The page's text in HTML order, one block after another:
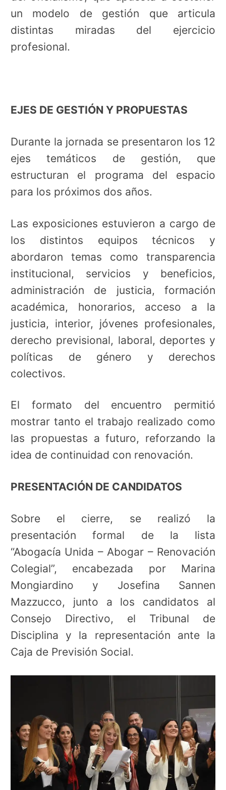
un modelo de gestión que articula
distintas miradas del ejercicio
profesional.
EJES DE GESTIÓN Y PROPUESTAS
Durante la jornada se presentaron los 12
ejes temáticos de gestión, que
estructuran el programa del espacio
para los próximos dos años.
Las exposiciones estuvieron a cargo de
los distintos equipos técnicos y
abordaron temas como transparencia
institucional, servicios y beneficios,
administración de justicia, formación
académica, honorarios, acceso a la
justicia, interior, jóvenes profesionales,
derecho previsional, laboral, deportes y
políticas de género y derechos
colectivos.
El formato del encuentro permitió
mostrar tanto el trabajo realizado como
las propuestas a futuro, reforzando la
idea de continuidad con renovación.
PRESENTACIÓN DE CANDIDATOS
Sobre el cierre, se realizó la
presentación formal de la lista
“Abogacía Unida – Abogar – Renovación
Colegial”, encabezada por Marina
Mongiardino y Josefina Sannen
Mazzucco, junto a los candidatos al
Consejo Directivo, el Tribunal de
Disciplina y la representación ante la
Caja de Previsión Social.